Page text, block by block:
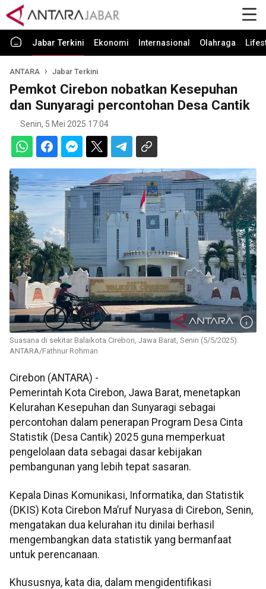
Jabar Terkini Ekonomi Internasional Olahraga
ANTARA Jabar Terkini
Pemkot Cirebon nobatkan Kesepuhan
dan Sunyaragi percontohan Desa Cantik
Senin, 5 Mei 2025 17:04
Suasana di sekitar Balaikota Cirebon, Jawa Barat, Senin (5/5/2025).
ANTARA/Fathnur Rohman
Cirebon (ANTARA) -
Pemerintah Kota Cirebon, Jawa Barat, menetapkan
Kelurahan Kesepuhan dan Sunyaragi sebagai
percontohan dalam penerapan Program Desa Cinta
Statistik (Desa Cantik) 2025 guna memperkuat
pengelolaan data sebagai dasar kebijakan
pembangunan yang lebih tepat sasaran.
Kepala Dinas Komunikasi, Informatika, dan Statistik
(DKIS) Kota Cirebon Ma’ruf Nuryasa di Cirebon, Senin,
mengatakan dua kelurahan itu dinilai berhasil
mengembangkan data statistik yang bermanfaat
untuk perencanaan.
Khususnya, kata dia, dalam mengidentifikasi